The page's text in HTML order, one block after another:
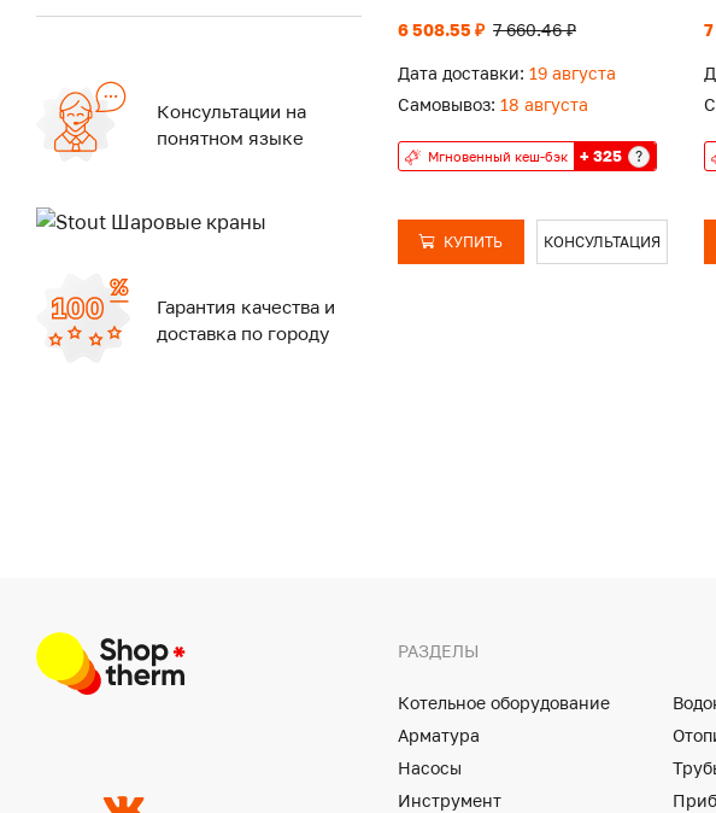
Консультации на
понятном языке
Гарантия качества и
доставка по городу
6 508.55 ₽ 7 660.46 ₽
Дата доставки: 19 августа
Самовывоз: 18 августа
Мгновенный кеш-бэк + 325 ?
КУПИТЬ КОНСУЛЬТАЦИЯ
РАЗДЕЛЫ
Котельное оборудование
Арматура
Насосы
Инструмент